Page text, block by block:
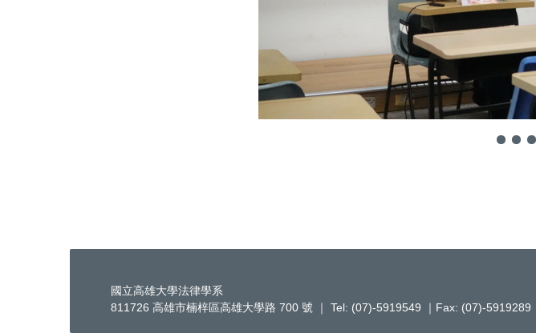
國立高雄大學法律學系
811726 高雄市楠梓區高雄大學路 700 號 ｜ Tel: (07)-5919549 ｜Fax: (07)-5919289